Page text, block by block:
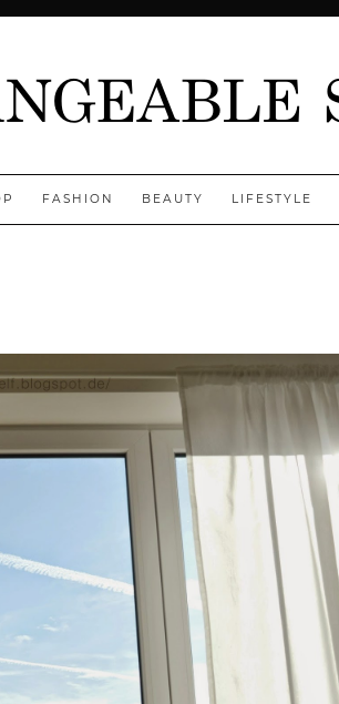
FASHION BEAUTY LIFESTYLE